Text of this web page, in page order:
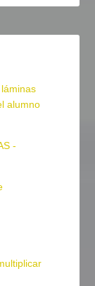
láminas
alumno
-